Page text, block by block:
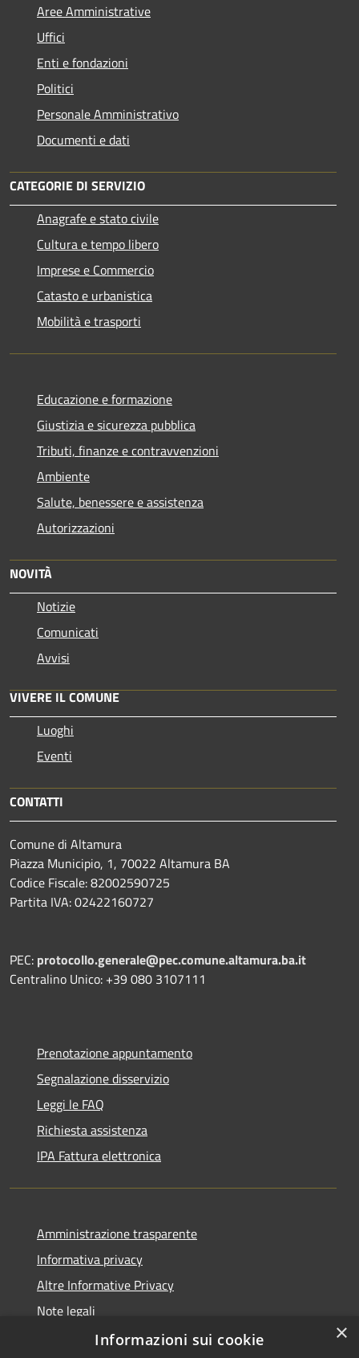
Aree Amministrative
Uffici
Enti e fondazioni
Politici
Personale Amministrativo
Documenti e dati
CATEGORIE DI SERVIZIO
Anagrafe e stato civile
Cultura e tempo libero
Imprese e Commercio
Catasto e urbanistica
Mobilità e trasporti
Educazione e formazione
Giustizia e sicurezza pubblica
Tributi, finanze e contravvenzioni
Ambiente
Salute, benessere e assistenza
Autorizzazioni
NOVITÀ
Notizie
Comunicati
Avvisi
VIVERE IL COMUNE
Luoghi
Eventi
CONTATTI
Comune di Altamura
Piazza Municipio, 1, 70022 Altamura BA
Codice Fiscale: 82002590725
Partita IVA: 02422160727
PEC: protocollo.generale@pec.comune.altamura.ba.it
Centralino Unico: +39 080 3107111
Prenotazione appuntamento
Segnalazione disservizio
Leggi le FAQ
Richiesta assistenza
IPA Fattura elettronica
Amministrazione trasparente
Informativa privacy
Altre Informative Privacy
Note legali
Dichiarazione di accessibilità
×
Informazioni sui cookie